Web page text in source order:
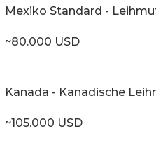
Mexiko Standard -
~80.000 USD
Kanada - Kanadische
~105.000 USD